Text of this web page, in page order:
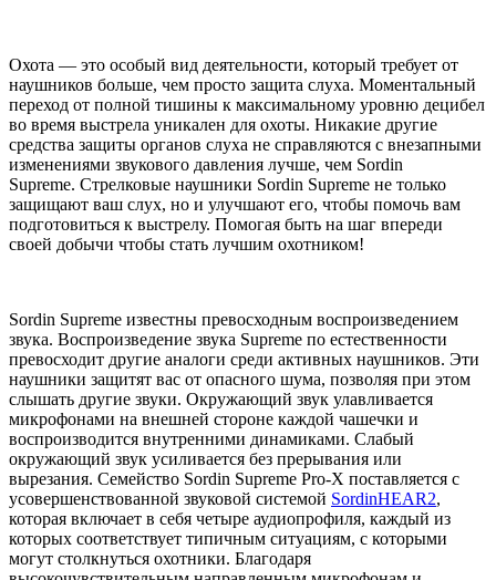
Охота — это особый вид деятельности, который требует от
наушников больше, чем просто защита слуха. Моментальный
переход от полной тишины к максимальному уровню децибел
во время выстрела уникален для охоты. Никакие другие
средства защиты органов слуха не справляются с внезапными
изменениями звукового давления лучше, чем Sordin
Supreme. Стрелковые наушники Sordin Supreme не только
защищают ваш слух, но и улучшают его, чтобы помочь вам
подготовиться к выстрелу. Помогая быть на шаг впереди
своей добычи чтобы стать лучшим охотником!
Sordin Supreme известны превосходным воспроизведением
звука. Воспроизведение звука Supreme по естественности
превосходит другие аналоги среди активных наушников. Эти
наушники защитят вас от опасного шума, позволяя при этом
слышать другие звуки. Окружающий звук улавливается
микрофонами на внешней стороне каждой чашечки и
воспроизводится внутренними динамиками. Слабый
окружающий звук усиливается без прерывания или
вырезания. Семейство Sordin Supreme Pro-X поставляется с
усовершенствованной звуковой системой SordinHEAR2,
которая включает в себя четыре аудиопрофиля, каждый из
которых соответствует типичным ситуациям, с которыми
могут столкнуться охотники. Благодаря